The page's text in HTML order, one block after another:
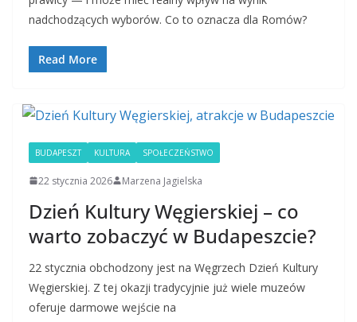
nadchodzących wyborów. Co to oznacza dla Romów?
Read More
BUDAPESZT KULTURA SPOŁECZEŃSTWO
22 stycznia 2026 Marzena Jagielska
Dzień Kultury Węgierskiej – co
warto zobaczyć w Budapeszcie?
22 stycznia obchodzony jest na Węgrzech Dzień Kultury
Węgierskiej. Z tej okazji tradycyjnie już wiele muzeów
oferuje darmowe wejście na